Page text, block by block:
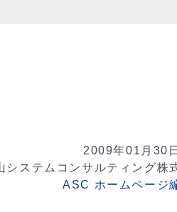
2009年01月30
システムコンサルティング株
ASC ホームページ